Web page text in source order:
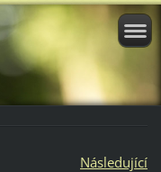
Následující